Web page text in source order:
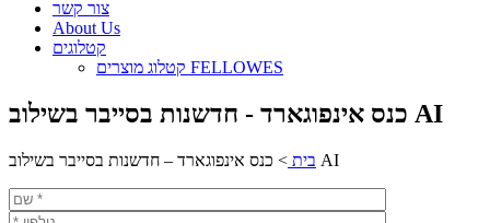
צור קשר
About Us
קטלוגים
קטלוג מוצרים FELLOWES
כנס אינפוגארד - חדשנות בסייבר בשילוב AI
בית > כנס אינפוגארד – חדשנות בסייבר בשילוב AI